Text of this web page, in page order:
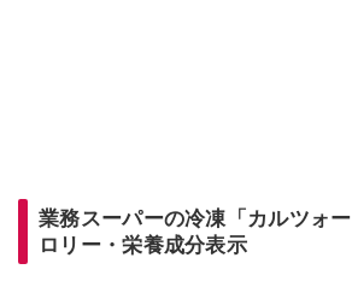
業務スーパーの冷凍「カルツォ
ロリー・栄養成分表示